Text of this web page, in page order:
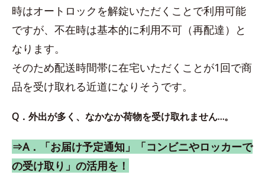
時はオートロックを解錠いただくことで利用可能
ですが、不在時は基本的に利用不可（再配達）と
なります。
そのため配送時間帯に在宅いただくことが1回で商
品を受け取れる近道になりそうです。
Q．外出が多く、なかなか荷物を受け取れません…。
⇒A．「お届け予定通知」「コンビニやロッカーで
の受け取り」の活用を！